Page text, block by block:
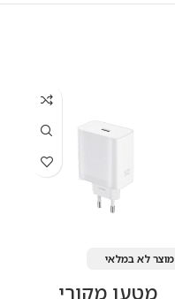
מוצר לא במלאי
מטען מקורי